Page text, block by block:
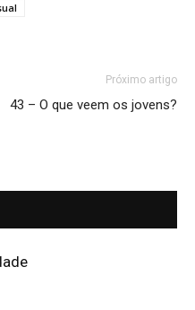
Próximo artigo
43 – O que veem os jovens?